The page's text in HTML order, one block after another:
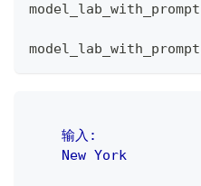
model_lab_with_prompt
model_lab_with_prompt
    输入:
    New York